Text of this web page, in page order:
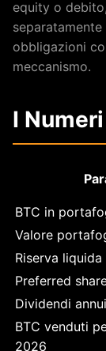
equity o
obbligazioni
meccanismo.
I
BTC in
Valore
Riserva
Preferred
Dividendi
BTC venduti
2026